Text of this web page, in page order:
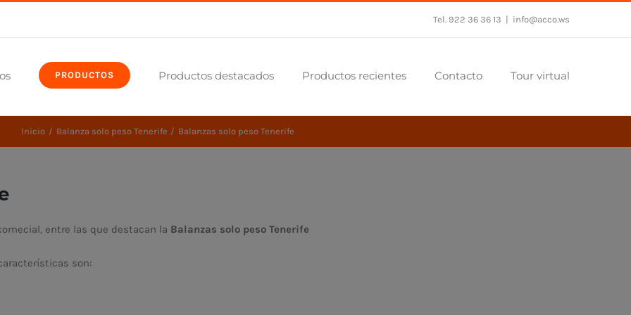
Tel. 922 36 36 13 info@acco.ws
PRODUCTOS Productos destacados Productos recientes Contacto Tour virtual
Inicio Balanza solo peso Tenerife Balanzas solo peso Tenerife
entre las que destacan la Balanzas solo peso Tenerife
son: